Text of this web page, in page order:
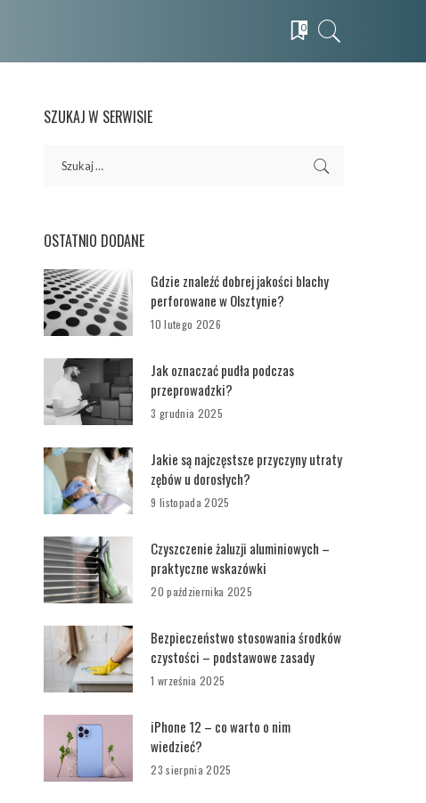
0
SZUKAJ W SERWISIE
OSTATNIO DODANE
Gdzie znaleźć dobrej jakości blachy
perforowane w Olsztynie?
10 lutego 2026
Jak oznaczać pudła podczas
przeprowadzki?
3 grudnia 2025
Jakie są najczęstsze przyczyny utraty
zębów u dorosłych?
9 listopada 2025
Czyszczenie żaluzji aluminiowych –
praktyczne wskazówki
20 października 2025
Bezpieczeństwo stosowania środków
czystości – podstawowe zasady
1 września 2025
iPhone 12 – co warto o nim
wiedzieć?
23 sierpnia 2025